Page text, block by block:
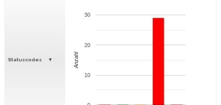
Statuscodes
10
20
30
Anzahl